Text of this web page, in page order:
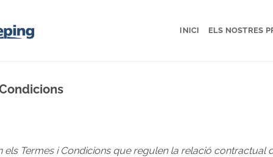
INICI ELS NOSTRES
els Termes i Condicions que regulen la relació contractual